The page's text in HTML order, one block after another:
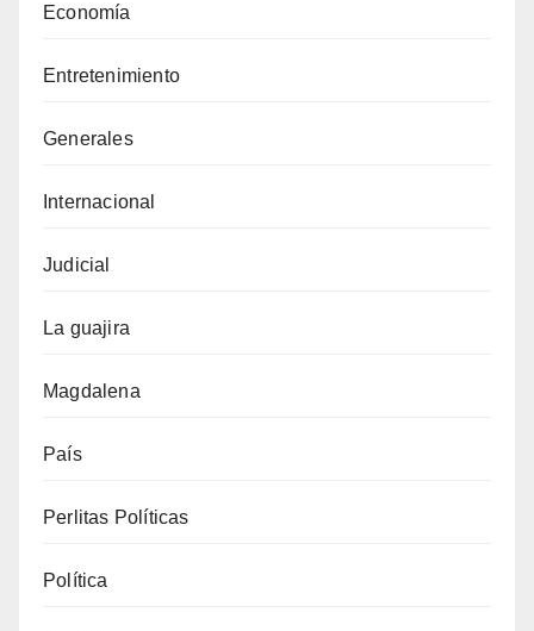
Economía
Entretenimiento
Generales
Internacional
Judicial
La guajira
Magdalena
País
Perlitas Políticas
Política